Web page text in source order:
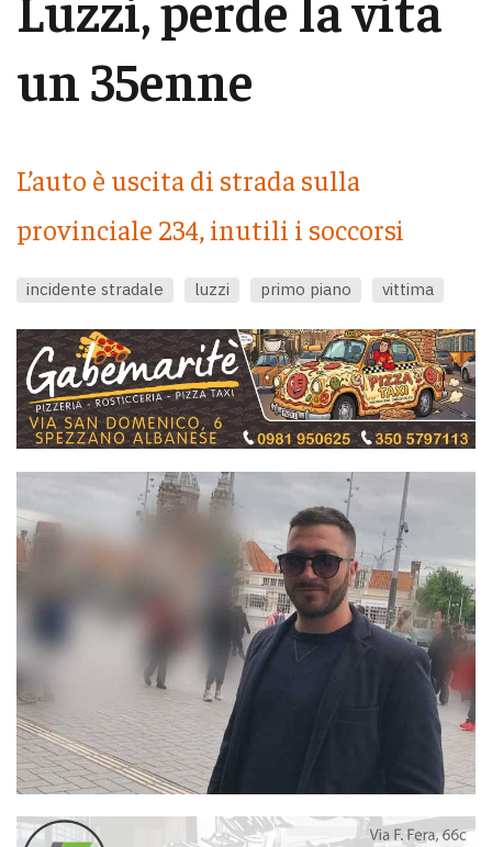
un 35enne
L’auto è uscita di strada sulla
provinciale 234, inutili i soccorsi
incidente stradale luzzi primo piano vittima